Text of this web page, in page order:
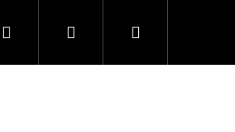
Hledat PřihlášeníNákupní